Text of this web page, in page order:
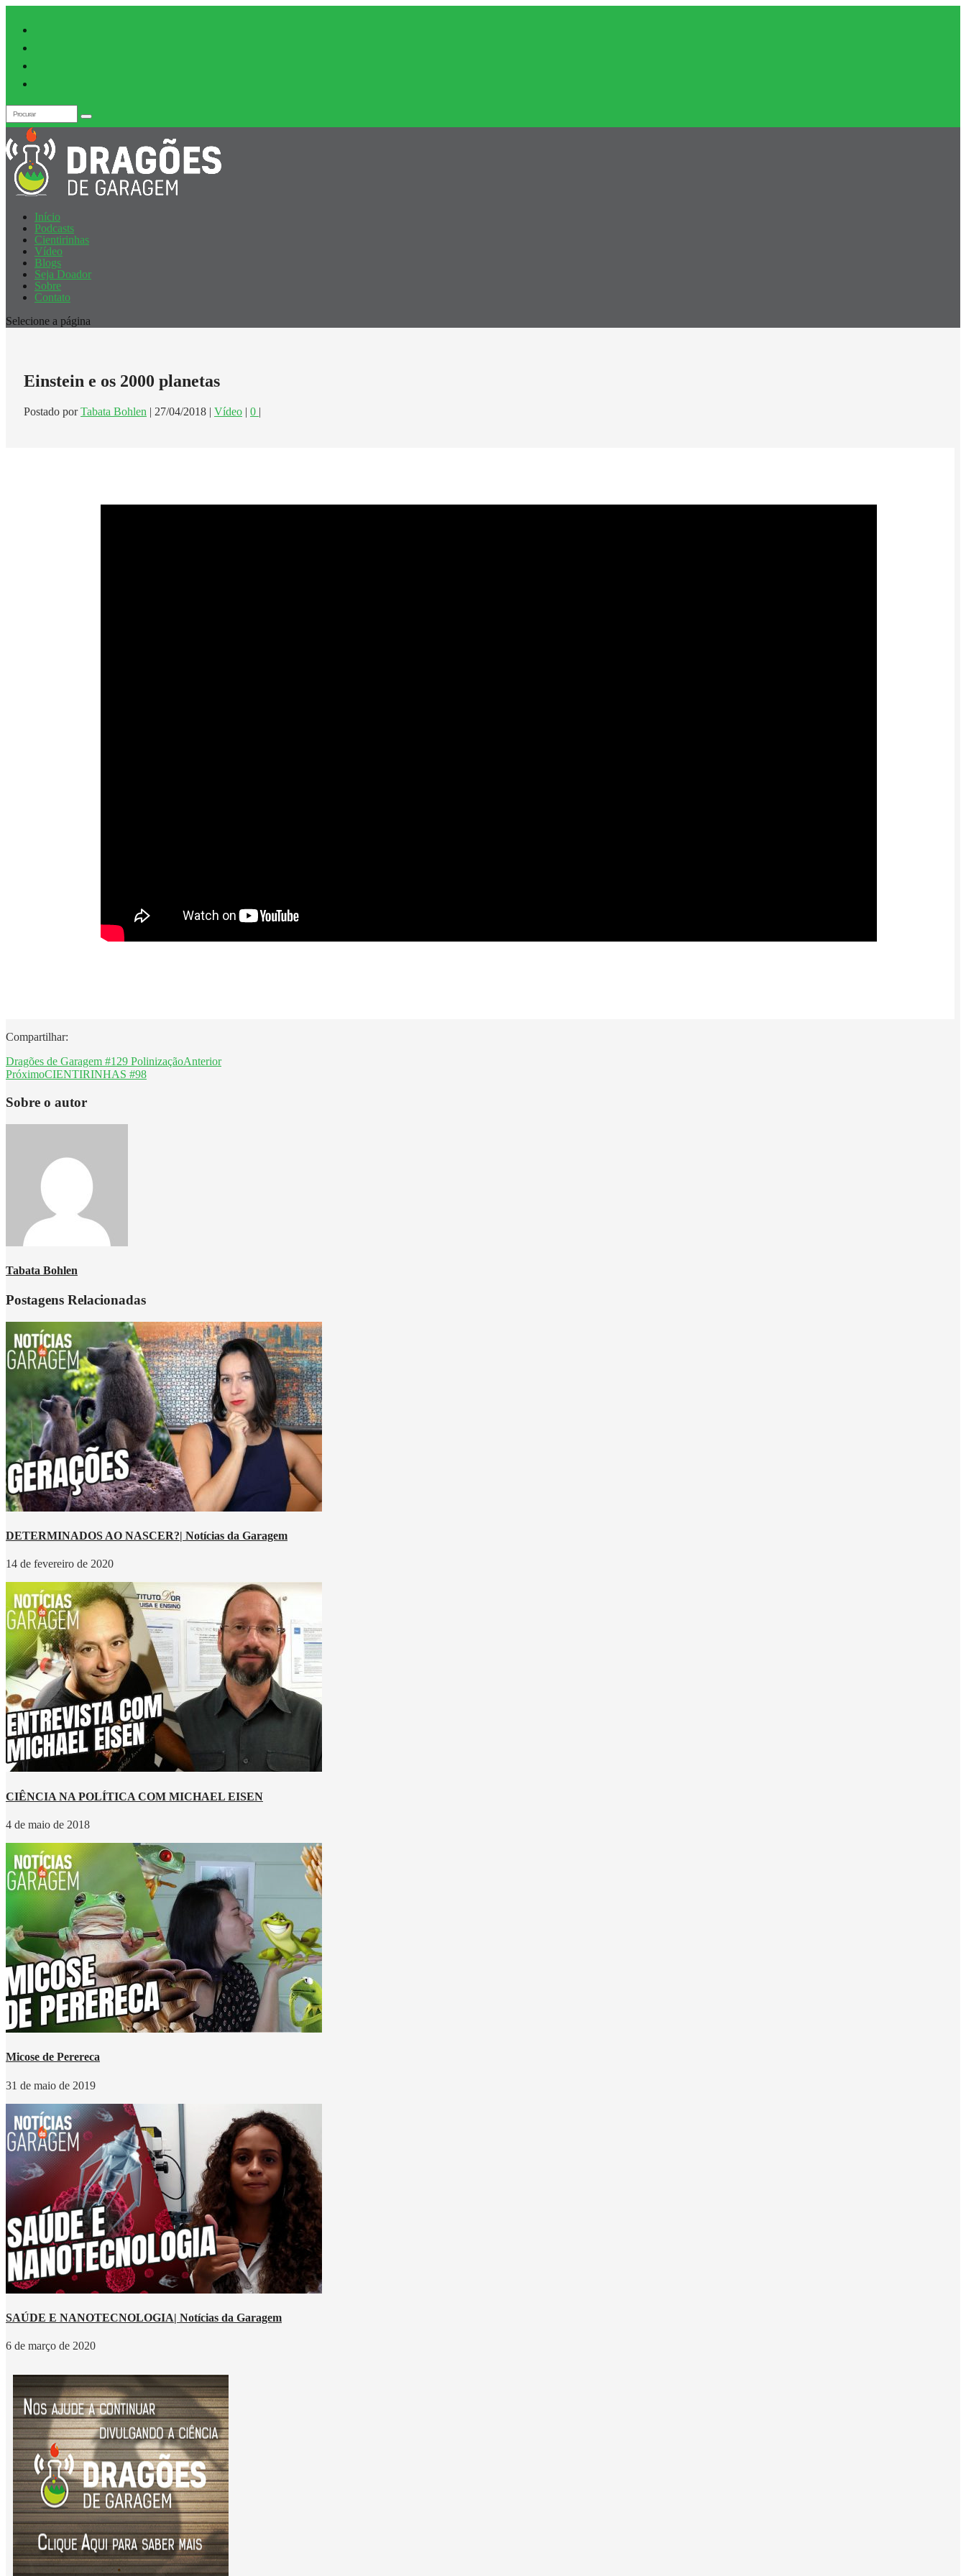
Início
Podcasts
Cientirinhas
Vídeo
Blogs
Seja Doador
Sobre
Contato
Selecione a página
Einstein e os 2000 planetas
Postado porTabata Bohlen | 27/04/2018 | Vídeo | 0 |
Compartilhar:
Dragões de Garagem #129 PolinizaçãoAnterior
PróximoCIENTIRINHAS #98
Sobre o autor
Tabata Bohlen
Postagens Relacionadas
DETERMINADOS AO NASCER?| Notícias da Garagem
14 de fevereiro de 2020
CIÊNCIA NA POLÍTICA COM MICHAEL EISEN
4 de maio de 2018
Micose de Perereca
31 de maio de 2019
SAÚDE E NANOTECNOLOGIA| Notícias da Garagem
6 de março de 2020